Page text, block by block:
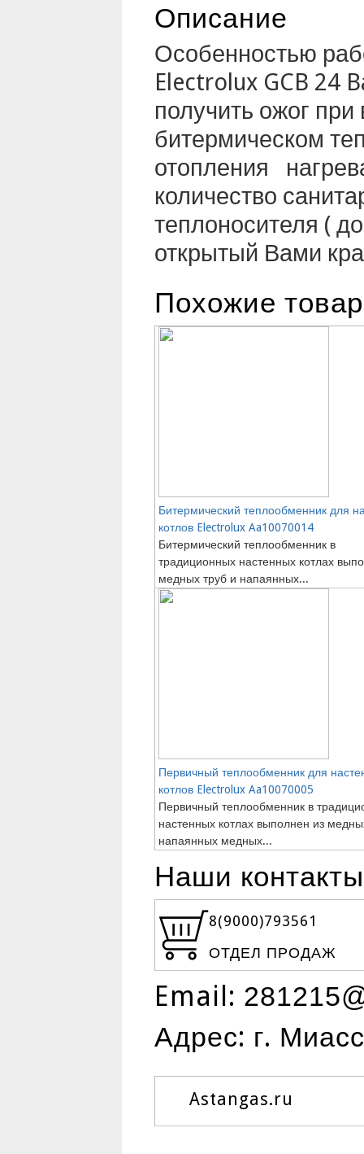
Описание
Особенностью
Electrolux GCB 24
получить ожог
битермическом
отопления
количество
теплоносителя (
открытый Вами
Похожие
Битермический теплообменник для
котлов Electrolux Aa10070014
Битермический теплообменник в
традиционных настенных котлах
медных труб и напаянных...
Первичный теплообменник для
котлов Electrolux Aa10070005
Первичный теплообменник в
настенных котлах выполнен из
напаянных медных...
Наши контакты
8(9000)793561
ОТДЕЛ ПРОДАЖ
Email:
Адрес: г.
Astangas.ru